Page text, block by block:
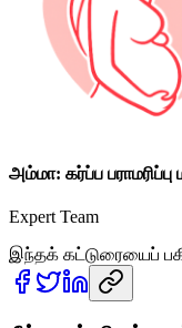
அம்மா: கர்ப்ப பராமரிப்பு
Expert Team
இந்தக் கட்டுரையைப்